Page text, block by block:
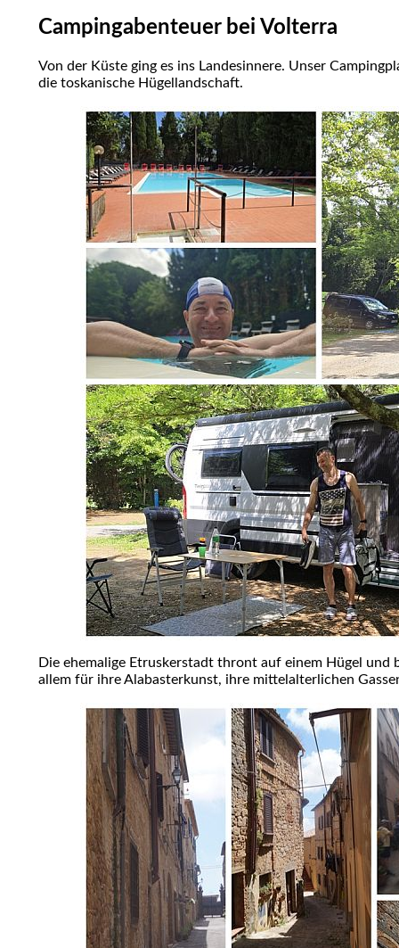
Campingabenteuer bei Volterra
Von der Küste ging es ins Landesinnere. Unser
die toskanische Hügellandschaft.
Die ehemalige Etruskerstadt thront auf einem Hügel
allem für ihre Alabasterkunst, ihre mittelalterlichen